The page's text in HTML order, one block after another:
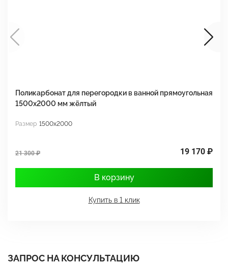
Поликарбонат для перегородки в ванной прямоугольная
1500х2000 мм жёлтый
Размер 1500x2000
21 300 ₽ 19 170 ₽
В корзину
Купить в 1 клик
ЗАПРОС НА КОНСУЛЬТАЦИЮ